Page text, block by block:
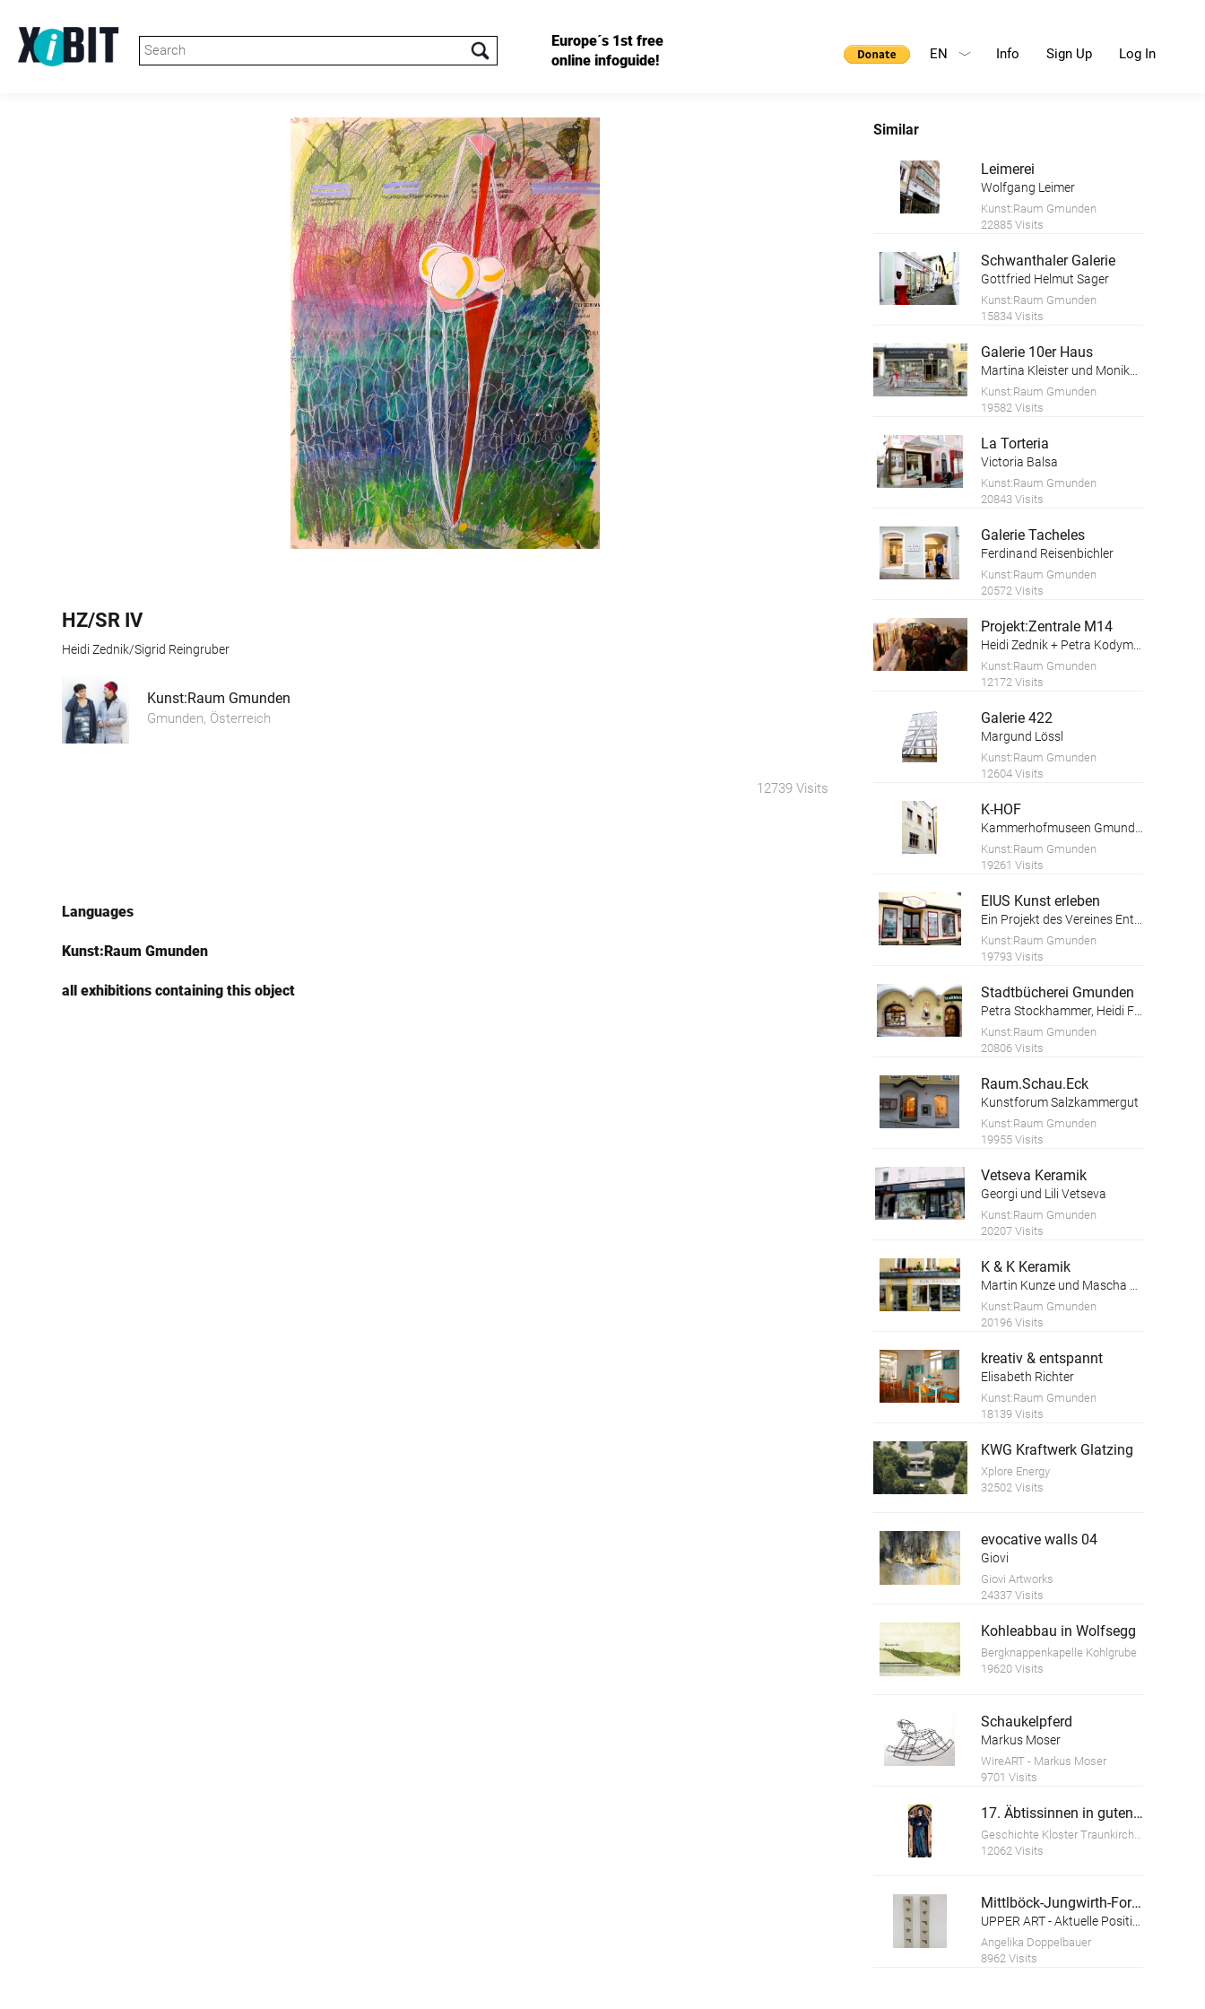
Europe´s 1st free
online infoguide!
Info Sign Up Log In
EN
HZ/SR IV
Heidi Zednik/Sigrid Reingruber
Kunst:Raum Gmunden
Gmunden, Österreich
12739 Visits
Languages
Kunst:Raum Gmunden
all exhibitions containing this object
Similar
Leimerei
Wolfgang Leimer
Kunst:Raum Gmunden
22885 Visits
Schwanthaler Galerie
Gottfried Helmut Sager
Kunst:Raum Gmunden
15834 Visits
Galerie 10er Haus
Kunst:Raum Gmunden
19582 Visits
La Torteria
Victoria Balsa
Kunst:Raum Gmunden
20843 Visits
Galerie Tacheles
Ferdinand Reisenbichler
Kunst:Raum Gmunden
20572 Visits
Projekt:Zentrale M14
Kunst:Raum Gmunden
12172 Visits
Galerie 422
Margund Lössl
Kunst:Raum Gmunden
12604 Visits
K-HOF
Kunst:Raum Gmunden
19261 Visits
EIUS Kunst erleben
Kunst:Raum Gmunden
19793 Visits
Stadtbücherei Gmunden
Kunst:Raum Gmunden
20806 Visits
Raum.Schau.Eck
Kunstforum Salzkammergut
Kunst:Raum Gmunden
19955 Visits
Vetseva Keramik
Georgi und Lili Vetseva
Kunst:Raum Gmunden
20207 Visits
K & K Keramik
Kunst:Raum Gmunden
20196 Visits
kreativ & entspannt
Elisabeth Richter
Kunst:Raum Gmunden
18139 Visits
KWG Kraftwerk Glatzing
Xplore Energy
32502 Visits
evocative walls 04
Giovi
Giovi Artworks
24337 Visits
Kohleabbau in Wolfsegg
Bergknappenkapelle Kohlgrube
19620 Visits
Schaukelpferd
Markus Moser
WireART - Markus Moser
9701 Visits
17. Äbtissinnen in guten und schlechten Zeiten
12062 Visits
Mittlböck-Jungwirth-Forhinger Stefan
Angelika Doppelbauer
8962 Visits